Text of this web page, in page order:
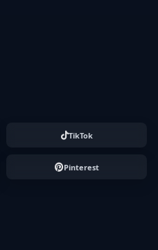
TikTok
Pinterest